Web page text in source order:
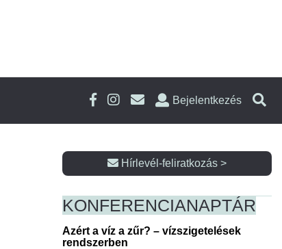
Bejelentkezés
Hírlevél-feliratkozás >
KONFERENCIANAPTÁR
Azért a víz a zűr? – vízszigetelések
rendszerben